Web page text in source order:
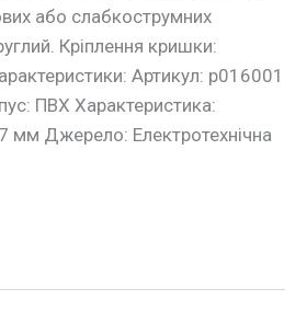
або слабкострумних
Кріплення кришки:
Артикул: p016001
ПВХ Характеристика:
мм Джерело: Електротехнічна